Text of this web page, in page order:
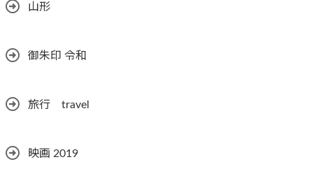
山形
御朱印 令和
旅行 travel
映画 2019